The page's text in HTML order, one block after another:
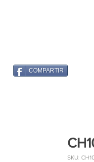
SKU:
COMPARTIR